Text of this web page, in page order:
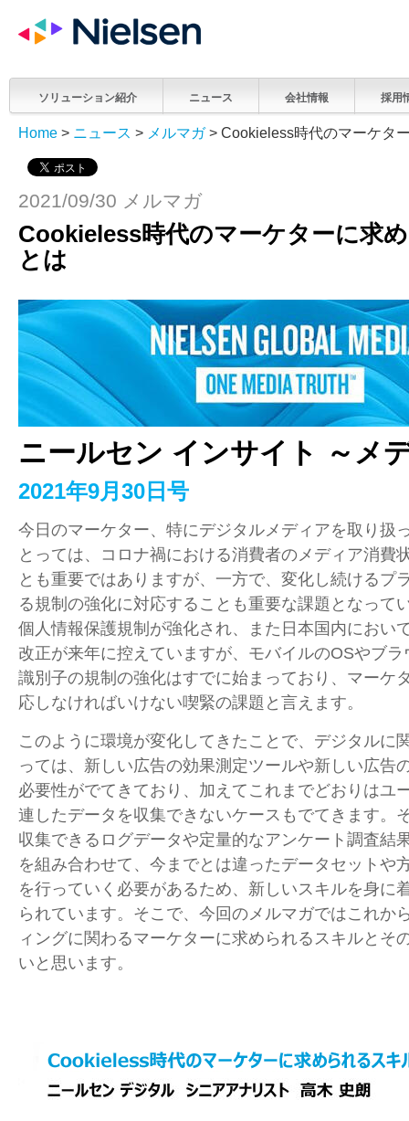
ソリューション紹介 ニュース 会社情報 採用
Home > ニュース > メルマガ> Cookieless時代のマーケタ
2021/09/30 メルマガ
Cookieless時代のマーケターに求
とは
ニールセン インサイト ～メ
2021年9月30日号
今日のマーケター、特にデジタルメディアを取り扱
とっては、コロナ禍における消費者のメディア消費
とも重要ではありますが、一方で、変化し続けるプ
る規制の強化に対応することも重要な課題となって
個人情報保護規制が強化され、また日本国内におい
改正が来年に控えていますが、モバイルのOSやブ
識別子の規制の強化はすでに始まっており、マーケ
応しなければいけない喫緊の課題と言えます。
このように環境が変化してきたことで、デジタルに
っては、新しい広告の効果測定ツールや新しい広告
必要性がでてきており、加えてこれまでどおりはユ
連したデータを収集できないケースもでてきます。
収集できるログデータや定量的なアンケート調査結
を組み合わせて、今までとは違ったデータセットや
を行っていく必要があるため、新しいスキルを身に
られています。そこで、今回のメルマガではこれか
ィングに関わるマーケターに求められるスキルとそ
いと思います。